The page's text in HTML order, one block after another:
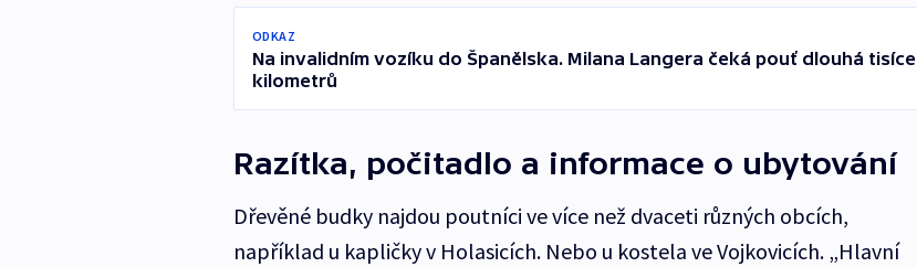
ODKAZ
Na invalidním vozíku do Španělska. Milana Langera čeká pouť dlouhá tisíce
kilometrů
Razítka, počitadlo a informace o ubytování
Dřevěné budky najdou poutníci ve více než dvaceti různých obcích,
například u kapličky v Holasicích. Nebo u kostela ve Vojkovicích. „Hlavní